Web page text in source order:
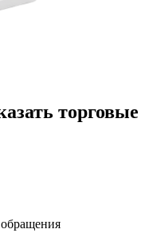
торговые
обращения